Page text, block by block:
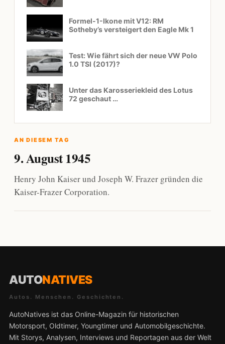
Formel-1-Ikone mit V12: RM
Sotheby’s versteigert den Eagle Mk 1
Test: Wie fährt sich der neue VW Polo
1.0 TSI (2017)?
Unter das Karosseriekleid des Lotus
72 geschaut …
AN DIESEM TAG
9. August 1945
Henry John Kaiser und Joseph W. Frazer gründen die
Kaiser-Frazer Corporation.
AUTONATIVES
Autos. Menschen. Geschichten.
AutoNatives ist das Online-Magazin für historischen
Motorsport, Oldtimer, Youngtimer und Automobilgeschichte.
Mit Storys, Analysen, Interviews und Reportagen aus der Welt